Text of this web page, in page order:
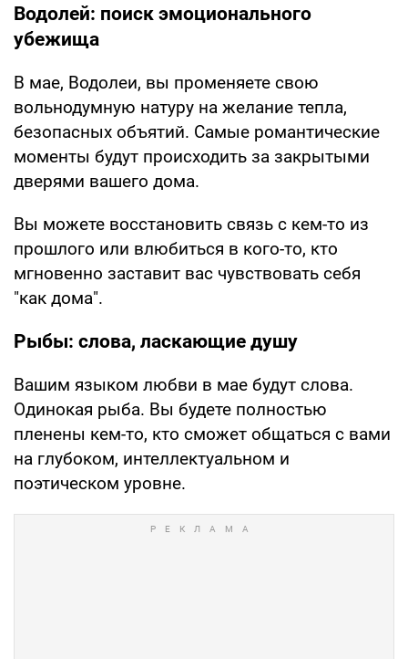
Водолей: поиск эмоционального
убежища
В мае, Водолеи, вы променяете свою
вольнодумную натуру на желание тепла,
безопасных объятий. Самые романтические
моменты будут происходить за закрытыми
дверями вашего дома.
Вы можете восстановить связь с кем-то из
прошлого или влюбиться в кого-то, кто
мгновенно заставит вас чувствовать себя
"как дома".
Рыбы: слова, ласкающие душу
Вашим языком любви в мае будут слова.
Одинокая рыба. Вы будете полностью
пленены кем-то, кто сможет общаться с вами
на глубоком, интеллектуальном и
поэтическом уровне.